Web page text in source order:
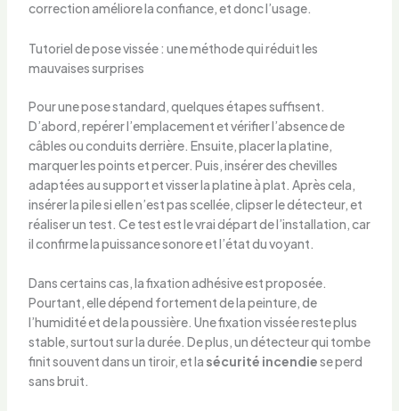
correction améliore la confiance, et donc l’usage.
Tutoriel de pose vissée : une méthode qui réduit les
mauvaises surprises
Pour une pose standard, quelques étapes suffisent.
D’abord, repérer l’emplacement et vérifier l’absence de
câbles ou conduits derrière. Ensuite, placer la platine,
marquer les points et percer. Puis, insérer des chevilles
adaptées au support et visser la platine à plat. Après cela,
insérer la pile si elle n’est pas scellée, clipser le détecteur, et
réaliser un test. Ce test est le vrai départ de l’installation, car
il confirme la puissance sonore et l’état du voyant.
Dans certains cas, la fixation adhésive est proposée.
Pourtant, elle dépend fortement de la peinture, de
l’humidité et de la poussière. Une fixation vissée reste plus
stable, surtout sur la durée. De plus, un détecteur qui tombe
finit souvent dans un tiroir, et la sécurité incendiese perd
sans bruit.